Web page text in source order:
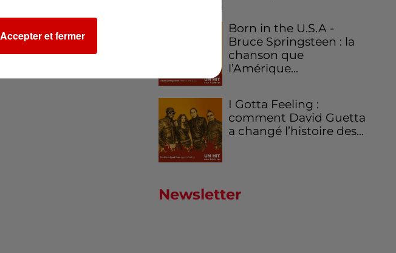
Born in the U.S.A -
Bruce Springsteen : la
chanson que
l’Amérique...
I Gotta Feeling :
comment David Guetta
a changé l’histoire des...
Newsletter
Accepter et fermer